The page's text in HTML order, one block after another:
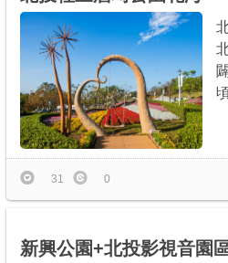
31 0
新興公園+北投影視音園